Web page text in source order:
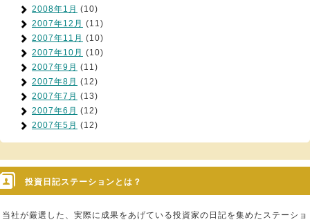
2008年1月 (10)
2007年12月 (11)
2007年11月 (10)
2007年10月 (10)
2007年9月 (11)
2007年8月 (12)
2007年7月 (13)
2007年6月 (12)
2007年5月 (12)
投資日記ステーションとは？
当社が厳選した、実際に成果をあげている投資家の日記を集めたステーショ